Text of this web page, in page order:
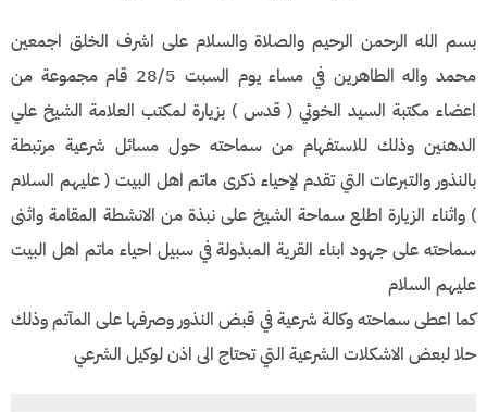
بسم الله الرحمن الرحيم والصلاة والسلام على اشرف الخلق اجمعين
محمد واله الطاهرين في مساء يوم السبت 28/5 قام مجموعة من
اعضاء مكتبة السيد الخوئي ( قدس ) بزيارة لمكتب العلامة الشيخ علي
الدهنين وذلك للاستفهام من سماحته حول مسائل شرعية مرتبطة
بالنذور والتبرعات التي تقدم لإحياء ذكرى ماتم اهل البيت ( عليهم السلام
) واثناء الزيارة اطلع سماحة الشيخ على نبذة من الانشطة المقامة واثنى
سماحته على جهود ابناء القرية المبذولة في سبيل احياء ماتم اهل البيت
عليهم السلام
كما اعطى سماحته وكالة شرعية في قبض النذور وصرفها على المآتم وذلك
حلا لبعض الاشكلات الشرعية التي تحتاج الى اذن لوكيل الشرعي